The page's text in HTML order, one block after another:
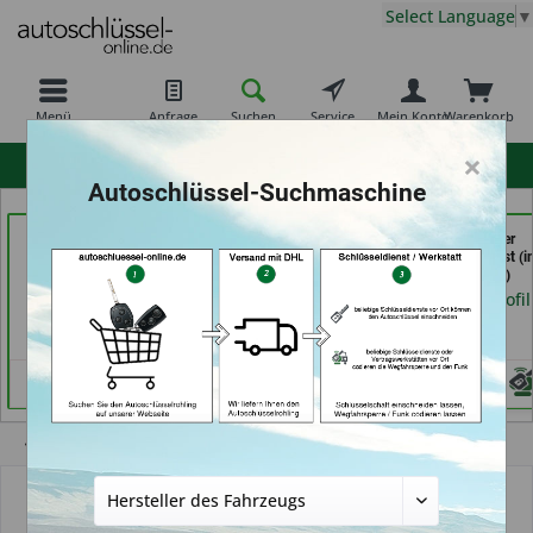
Menü Anfrage Suchen Service Warenkorb
Mein Konto
Select Language ▼
Krefeld)
Händlerprofil
069er Schlüsseldienst
Frankfurt (in Frankfurt
am Main)
Calenberger
Schlüssedienst
Hannover)
Händlerprofil
×
Autoschlüssel-Suchmaschine